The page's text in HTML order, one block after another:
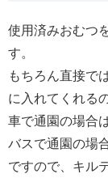
使用済みおむつ
す。
もちろん直接で
に入れてくれる
車で通園の場合
バスで通園の場
ですので、キル